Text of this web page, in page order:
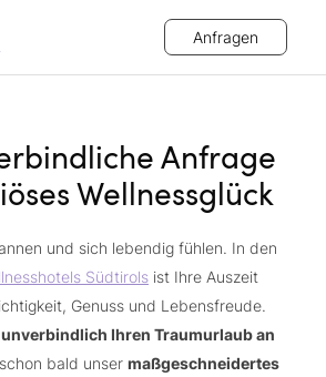
Anfragen
Anfrage
Wellnessglück
und sich lebendig fühlen. In den
Südtirols ist Ihre Auszeit
Genuss und Lebensfreude.
unverbindlich Ihren Traumurlaub an
bald unser maßgeschneidertes